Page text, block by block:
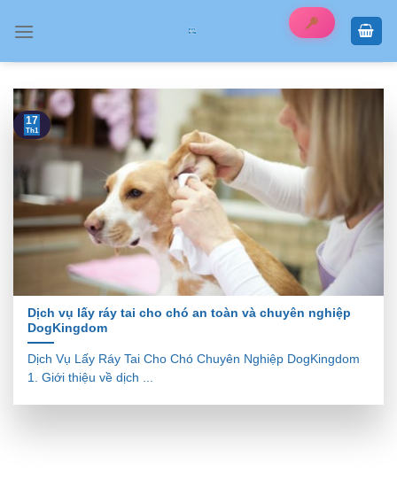
Dịch vụ lấy ráy tai cho chó an toàn và chuyên nghiệp
DogKingdom
Dịch Vụ Lấy Ráy Tai Cho Chó Chuyên Nghiệp DogKingdom
1. Giới thiệu về dịch ...
17
Th1